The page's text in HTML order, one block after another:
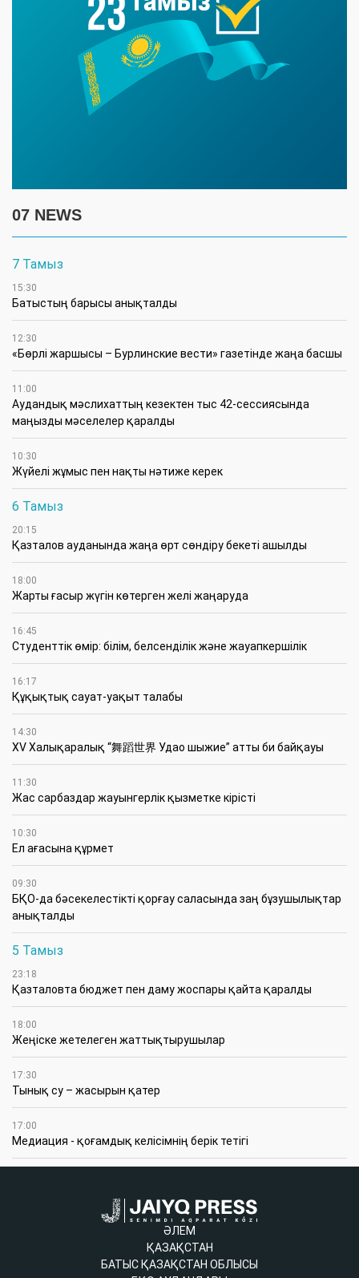
07 NEWS
7 Тамыз
15:30
Батыстың барысы анықталды
12:30
«Бөрлі жаршысы – Бурлинские вести» газетінде жаңа басшы
11:00
Аудандық мәслихаттың кезектен тыс 42-сессиясында
маңызды мәселелер қаралды
10:30
Жүйелі жұмыс пен нақты нәтиже керек
6 Тамыз
20:15
Қазталов ауданында жаңа өрт сөндіру бекеті ашылды
18:00
Жарты ғасыр жүгін көтерген желі жаңаруда
16:45
Студенттік өмір: білім, белсенділік және жауапкершілік
16:17
Құқықтық сауат-уақыт талабы
14:30
XV Халықаралық “舞蹈世界 Удао шыжие” атты би байқауы
11:30
Жас сарбаздар жауынгерлік қызметке кірісті
10:30
Ел ағасына құрмет
09:30
БҚО-да бәсекелестікті қорғау саласында заң бұзушылықтар
анықталды
5 Тамыз
23:18
Қазталовта бюджет пен даму жоспары қайта қаралды
18:00
Жеңіске жетелеген жаттықтырушылар
17:30
Тынық су – жасырын қатер
17:00
Медиация - қоғамдық келісімнің берік тетігі
ӘЛЕМ
ҚАЗАҚСТАН
БАТЫС ҚАЗАҚСТАН ОБЛЫСЫ